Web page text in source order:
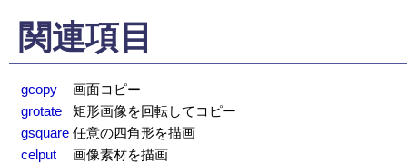
関連項目
gcopy
画面コピー
grotate
矩形画像を回転してコピー
gsquare 任意の四角形を描画
celput
画像素材を描画